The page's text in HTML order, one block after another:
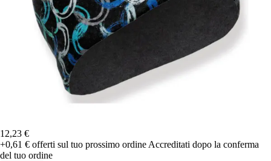
12,23 €
+0,61 € offerti sul tuo prossimo ordine Accreditati dopo la conferma
del tuo ordine